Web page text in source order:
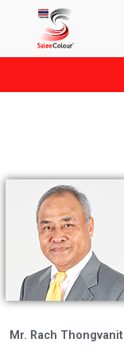
Mr. Rach Thongvanit